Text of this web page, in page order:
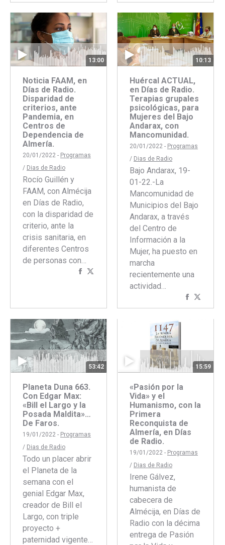
con
Facebook
con
Twitter
13:00
Noticia FAAM, en
Días de Radio.
Disparidad de
criterios, ante
Pandemia, en
Centros de
Dependencia de
Almería.
20/01/2022 - Programas
/ Dias de Radio
Rocío Guillén y
FAAM, con Almécija
en Días de Radio,
con la disparidad de
criterio, ante la
crisis sanitaria, en
diferentes Centros
de personas con…
Compartir
10:13
Huércal ACTUAL,
en Días de Radio.
Terapias grupales
psicológicas, para
Mujeres del Bajo
Andarax, con
Mancomunidad.
20/01/2022 - Programas
/ Dias de Radio
Bajo Andarax, 19-
01-22.-La
Mancomunidad de
Municipios del Bajo
Andarax, a través
del Centro de
Información a la
Mujer, ha puesto en
marcha
recientemente una
actividad…
Compartir
concon
53:42
Planeta Duna 663.
Con Edgar Max:
«Bill el Largo y la
Posada Maldita»…
De Faros.
19/01/2022 - Programas
/ Dias de Radio
Todo un placer abrir
el Planeta de la
semana con el
genial Edgar Max,
creador de Bill el
Largo, con triple
proyecto +
paternidad vigente…
15:59
«Pasión por la
Vida» y el
Humanismo, con la
Primera
Reconquista de
Almería, en Días
de Radio.
19/01/2022 - Programas
/ Dias de Radio
Irene Gálvez,
humanista de
cabecera de
Almécija, en Días de
Radio con la décima
entrega de Pasión